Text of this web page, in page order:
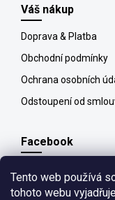
Tento web používá
tohoto webu
Váš nákup
Doprava & Platba
Obchodní podmínky
Ochrana osobních
Odstoupení od
Facebook